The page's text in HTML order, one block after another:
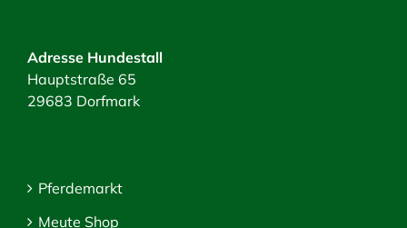
Adresse Hundestall
Hauptstraße 65
29683 Dorfmark
Pferdemarkt
Meute Shop